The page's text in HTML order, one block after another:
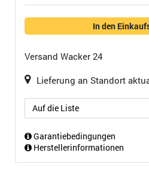
In den
Versand Wacker 24
Lieferung an Standort
Auf die Liste
Garantiebedingungen
Herstellerinformationen